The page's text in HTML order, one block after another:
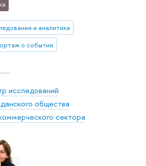
и аналитика
о событии
исследований
общества
сектора